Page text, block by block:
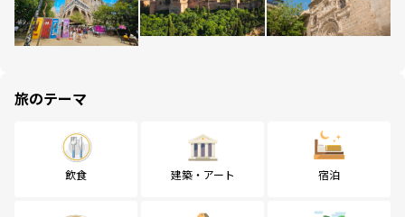
旅のテーマ
飲食 建築・アート 宿泊